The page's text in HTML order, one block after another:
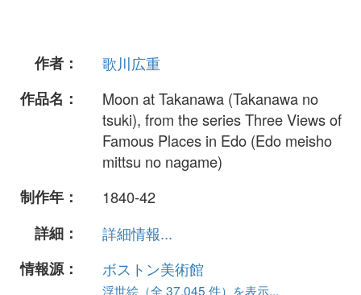
作者：
歌川広重
作品名：
Moon at Takanawa (Takanawa no
tsuki), from the series Three Views of
Famous Places in Edo (Edo meisho
mittsu no nagame)
制作年：
1840-42
詳細：
詳細情報...
情報源：
ボストン美術館
浮世絵（全 37,045 件）を表示...